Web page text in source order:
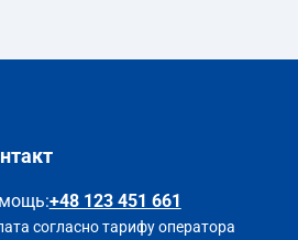
:+48 123 451 661
согласно тарифу оператора